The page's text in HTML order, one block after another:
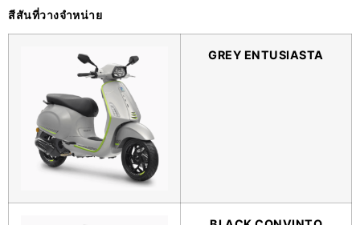
สีสันที่วางจำหน่าย
GREY ENTUSIASTA